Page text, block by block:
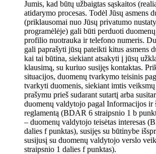
Jumis, kad būtų užbaigtas sąskaitos
atidarymo procesas. Todėl Jūsų asmens
(priklausomai nuo Jūsų privatumo
programėlėje) gali būti perduoti
profilio nuotrauka ir telefono numeris.
gali paprašyti jūsų pateikti kitus asmens
kai tai būtina, siekiant atsakyti į jūsų
klausimą, su kuriuo susijęs kontaktas.
situacijos, duomenų tvarkymo teisinis
tvarkyti duomenis, siekiant imtis
prašymu prieš sudarant sutartį arba
duomenų valdytojo pagal Informacijos ir
reglamentą (BDAR 6 straipsnio 1 b
– duomenų valdytojo teisėtas interesas
dalies f punktas), susijęs su būtinybe
susijusį su duomenų valdytojo verslo
straipsnio 1 dalies f punktas).